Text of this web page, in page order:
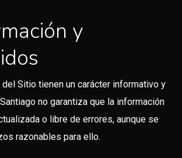
y
Sitio tienen un carácter informativo y
no garantiza que la información
o libre de errores, aunque se
razonables para ello.